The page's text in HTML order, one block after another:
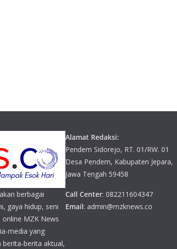
berbagai
gaya hidup, seni
MZK News
media yang
berita-berita aktual,
Alamat Redaksi:
Pendem Sidorejo, RT. 01/RW. 01
Desa Pendem, Kabupaten Jepara,
Jawa Tengah 59458
Call Center: 082211604347
Email: admin@mzknews.co